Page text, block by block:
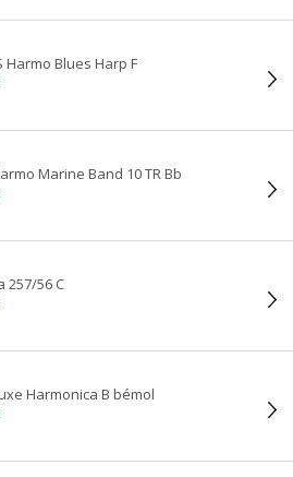
Harmo Blues Harp F
Marine Band 10 TR Bb
257/56 C
Harmonica B bémol